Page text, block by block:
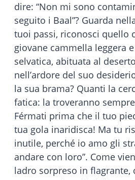
dire: “Non mi sono
seguito i Baal”? Guarda
tuoi passi, riconosci quello
giovane cammella leggera
selvatica, abituata al
nell’ardore del suo
la sua brama? Quanti la
fatica: la troveranno
Férmati prima che il tuo
tua gola inaridisca! Ma tu
inutile, perché io amo gli
andare con loro”. Come
ladro sorpreso in flagrante,